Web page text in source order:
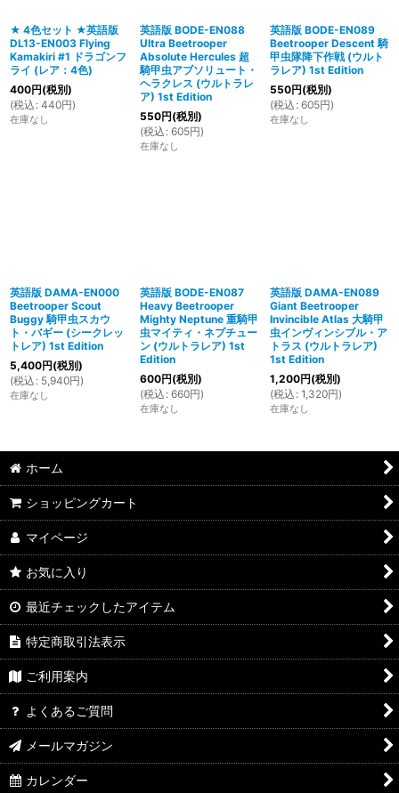
★ 4色セット ★英語版
DL13-EN003 Flying
Kamakiri #1 ドラゴンフ
ライ (レア：4色)
400円(税別)
(税込 : 440円)
在庫なし
英語版 BODE-EN088
Ultra Beetrooper
Absolute Hercules 超
騎甲虫アブソリュート・
ヘラクレス (ウルトラレ
ア) 1st Edition
550円(税別)
(税込 : 605円)
在庫なし
英語版 BODE-EN089
Beetrooper Descent 騎
甲虫隊降下作戦 (ウルト
ラレア) 1st Edition
550円(税別)
(税込 : 605円)
在庫なし
英語版 DAMA-EN000
Beetrooper Scout
Buggy 騎甲虫スカウ
ト・バギー (シークレッ
トレア) 1st Edition
5,400円(税別)
(税込 : 5,940円)
在庫なし
英語版 BODE-EN087
Heavy Beetrooper
Mighty Neptune 重騎甲
虫マイティ・ネプチュー
ン (ウルトラレア) 1st
Edition
600円(税別)
(税込 : 660円)
在庫なし
英語版 DAMA-EN089
Giant Beetrooper
Invincible Atlas 大騎甲
虫インヴィンシブル・ア
トラス (ウルトラレア)
1st Edition
1,200円(税別)
(税込 : 1,320円)
在庫なし
ホーム
ショッピングカート
マイページ
お気に入り
最近チェックしたアイテム
特定商取引法表示
ご利用案内
よくあるご質問
メールマガジン
カレンダー